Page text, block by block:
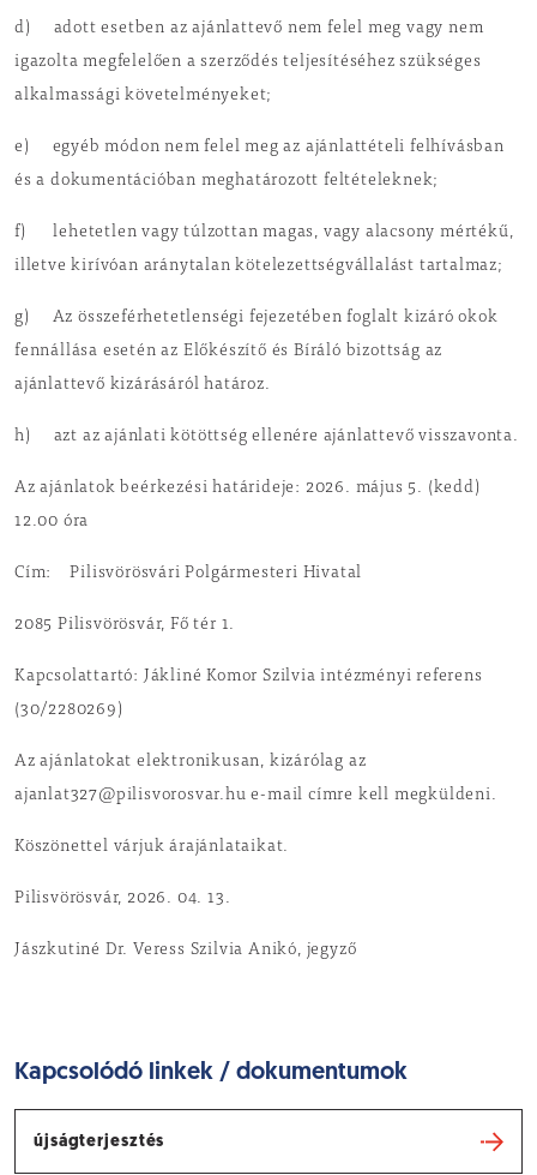
d) adott esetben az ajánlattevő nem felel meg vagy nem
igazolta megfelelően a szerződés teljesítéséhez szükséges
alkalmassági követelményeket;
e) egyéb módon nem felel meg az ajánlattételi felhívásban
és a dokumentációban meghatározott feltételeknek;
f) lehetetlen vagy túlzottan magas, vagy alacsony mértékű,
illetve kirívóan aránytalan kötelezettségvállalást tartalmaz;
g) Az összeférhetetlenségi fejezetében foglalt kizáró okok
fennállása esetén az Előkészítő és Bíráló bizottság az
ajánlattevő kizárásáról határoz.
h) azt az ajánlati kötöttség ellenére ajánlattevő visszavonta.
Az ajánlatok beérkezési határideje: 2026. május 5. (kedd)
12.00 óra
Cím: Pilisvörösvári Polgármesteri Hivatal
2085 Pilisvörösvár, Fő tér 1.
Kapcsolattartó: Jákliné Komor Szilvia intézményi referens
(30/2280269)
Az ajánlatokat elektronikusan, kizárólag az
ajanlat327@pilisvorosvar.hu e-mail címre kell megküldeni.
Köszönettel várjuk árajánlataikat.
Pilisvörösvár, 2026. 04. 13.
Jászkutiné Dr. Veress Szilvia Anikó, jegyző
Kapcsolódó linkek / dokumentumok
újságterjesztés